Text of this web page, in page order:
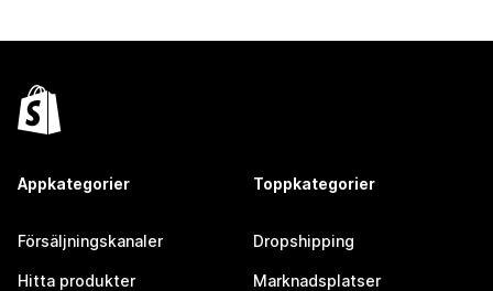
Appkategorier
Försäljningskanaler
Hitta produkter
Toppkategorier
Dropshipping
Marknadsplatser